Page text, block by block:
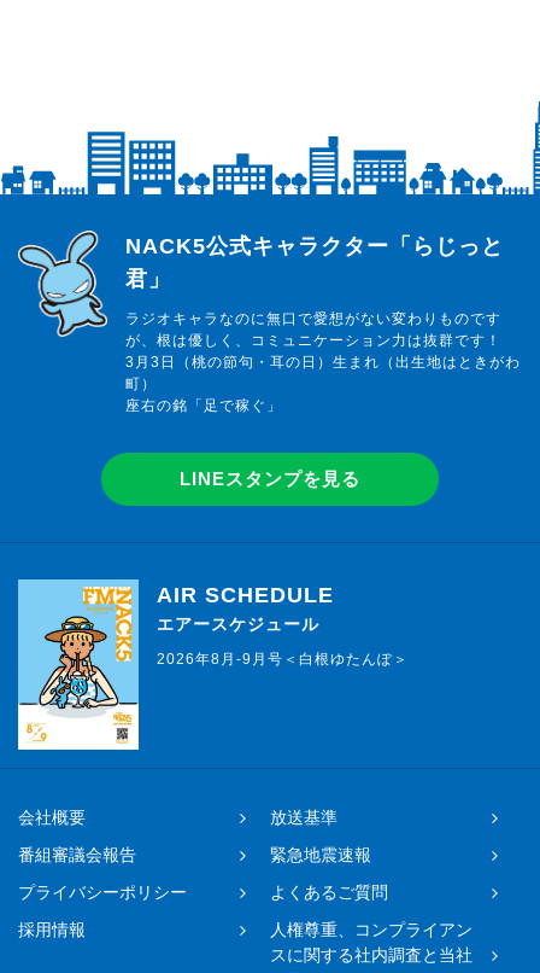
らじっと君
NACK5公式キャラクター「らじっと
君」
ラジオキャラなのに無口で愛想がない変わりものです
が、根は優しく、コミュニケーション力は抜群です！
3月3日（桃の節句・耳の日）生まれ（出生地はときがわ
町）
座右の銘「足で稼ぐ」
LINEスタンプを見る
AIR SCHEDULE
エアースケジュール
2026年8月-9月号＜白根ゆたんぽ＞
会社概要
放送基準
番組審議会報告
緊急地震速報
プライバシーポリシー
よくあるご質問
採用情報
人権尊重、コンプライアン
スに関する社内調査と当社